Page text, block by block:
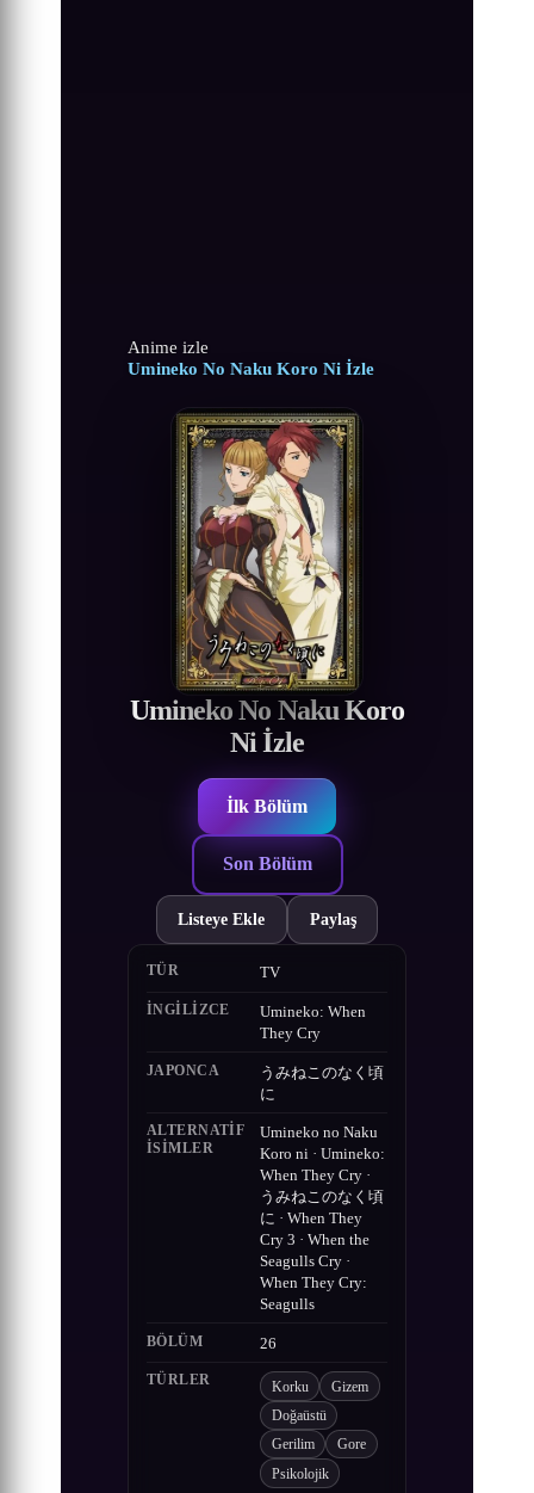
Anime izle
Umineko No Naku Koro Ni İzle
Umineko No Naku Koro
Ni İzle
İlk Bölüm
Son Bölüm
Listeye Ekle Paylaş
TÜR TV
İNGILIZCE
Umineko: When
They Cry
JAPONCA
うみねこのなく頃
に
ALTERNATIF
ISIMLER
Umineko no Naku
Koro ni · Umineko:
When They Cry ·
うみねこのなく頃
に · When They
Cry 3 · When the
Seagulls Cry ·
When They Cry:
Seagulls
BÖLÜM 26
TÜRLER Korku Gizem
Doğaüstü
Gerilim Gore
Psikolojik